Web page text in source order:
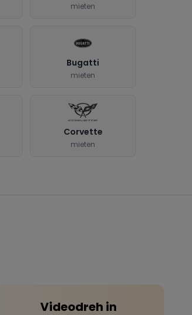
mieten
Bugatti
mieten
Corvette
mieten
Videodreh in